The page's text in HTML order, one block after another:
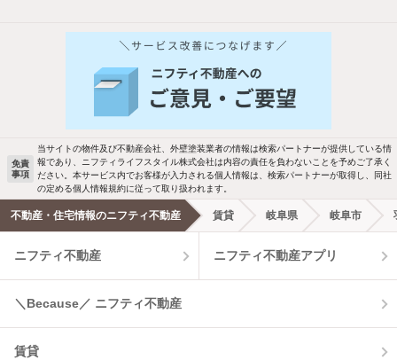
他の人はこんな条件で絞り込んでいます！
バス・トイレ別 2階以上
洗濯機置場あり 独立洗面台
エアコンあり 都市ガス
温水洗浄便座 オートロック
コンロ2口以上
新着物件メール通知
検索中の条件の新着物件情報をいち早く
新着メール通知を受け取る
免責
事項
当サイトの物件及び不動産会社、外壁塗装業者の情報は検索パートナーが提供している情
報であり、ニフティライフスタイル株式会社は内容の責任を負わないことを予めご了承く
ださい。本サービス内でお客様が入力される個人情報は、検索パートナーが取得し、同社
の定める個人情報規約に従って取り扱われます。
不動産・住宅情報のニフティ不動産 賃貸 岐阜県 岐阜市
ニフティ不動産 ニフティ不動産アプリ
＼Because／ ニフティ不動産
賃貸